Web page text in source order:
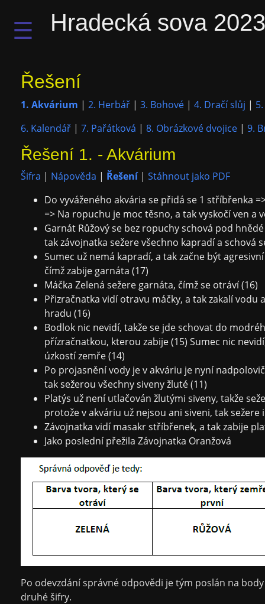
☰ Hradecká sova 2023
Řešení
1. Akvárium | 2. Herbář | 3. Bohové | 4. Dračí slůj |
6. Kalendář | 7. Pařátková | 8. Obrázkové dvojice | 9.
Řešení 1. - Akvárium
Šifra | Nápověda | Řešení| Stáhnout jako PDF
Do vyváženého akvária se přidá se 1 stříbřenka
=> Na ropuchu je moc těsno, a tak vyskočí ven a
Garnát Růžový se bez ropuchy schová pod
tak závojnatka sežere všechno kapradí a schová
Sumec už nemá kapradí, a tak začne být
čímž zabije garnáta (17)
Máčka Zelená sežere garnáta, čímž se otráví (16)
Přizračnatka vidí otravu máčky, a tak zakalí vodu
hradu (16)
Bodlok nic nevidí, takže se jde schovat do
přízračnatkou, kterou zabije (15) Sumec nic
úzkostí zemře (14)
Po projasnění vody je v akváriu je nyní
tak sežerou všechny siveny žluté (11)
Platýs už není utlačován žlutými siveny, takže
protože v akváriu už nejsou ani siveni, tak sežere
Závojnatka vidí masakr stříbřenek, a tak zabije
Jako poslední přežila Závojnatka Oranžová
Po odevzdání správné odpovědi je tým poslán na
druhé šifry.